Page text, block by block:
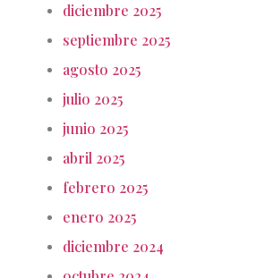
diciembre 2025
septiembre 2025
agosto 2025
julio 2025
junio 2025
abril 2025
febrero 2025
enero 2025
diciembre 2024